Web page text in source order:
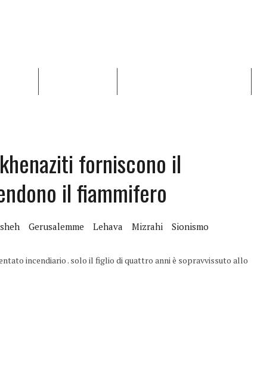
forniscono il
il fiammifero
Gerusalemme Lehava Mizrahi Sionismo
incendiario . solo il figlio di quattro anni è sopravvissuto allo